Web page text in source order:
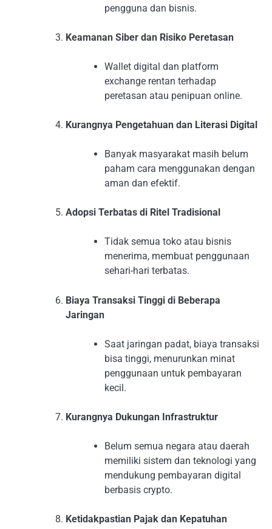
pengguna dan bisnis.
Keamanan Siber dan Risiko Peretasan
Wallet digital dan platform
exchange rentan terhadap
peretasan atau penipuan online.
Kurangnya Pengetahuan dan Literasi Digital
Banyak masyarakat masih belum
paham cara menggunakan dengan
aman dan efektif.
Adopsi Terbatas di Ritel Tradisional
Tidak semua toko atau bisnis
menerima, membuat penggunaan
sehari-hari terbatas.
Biaya Transaksi Tinggi di Beberapa
Jaringan
Saat jaringan padat, biaya transaksi
bisa tinggi, menurunkan minat
penggunaan untuk pembayaran
kecil.
Kurangnya Dukungan Infrastruktur
Belum semua negara atau daerah
memiliki sistem dan teknologi yang
mendukung pembayaran digital
berbasis crypto.
Ketidakpastian Pajak dan Kepatuhan